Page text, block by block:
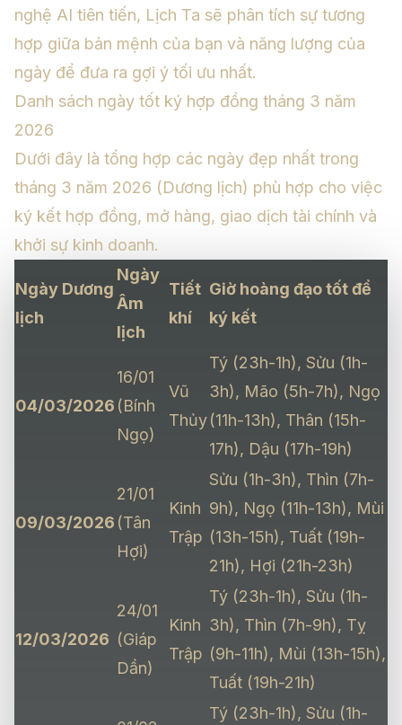
nghệ AI tiên tiến, Lịch Ta sẽ phân tích sự tương
hợp giữa bản mệnh của bạn và năng lượng của
ngày để đưa ra gợi ý tối ưu nhất.
Danh sách ngày tốt ký hợp đồng tháng 3 năm
2026
Dưới đây là tổng hợp các ngày đẹp nhất trong
tháng 3 năm 2026 (Dương lịch) phù hợp cho việc
ký kết hợp đồng, mở hàng, giao dịch tài chính và
khởi sự kinh doanh.
Ngày Dương
lịch
Ngày
Âm
lịch
Tiết
khí
Giờ hoàng đạo tốt để
ký kết
04/03/2026
16/01
(Bính
Ngọ)
Vũ
Thủy
Tý (23h-1h), Sửu (1h-
3h), Mão (5h-7h), Ngọ
(11h-13h), Thân (15h-
17h), Dậu (17h-19h)
09/03/2026
21/01
(Tân
Hợi)
Kinh
Trập
Sửu (1h-3h), Thìn (7h-
9h), Ngọ (11h-13h), Mùi
(13h-15h), Tuất (19h-
21h), Hợi (21h-23h)
12/03/2026
24/01
(Giáp
Dần)
Kinh
Trập
Tý (23h-1h), Sửu (1h-
3h), Thìn (7h-9h), Tỵ
(9h-11h), Mùi (13h-15h),
Tuất (19h-21h)
Tý (23h-1h), Sửu (1h-